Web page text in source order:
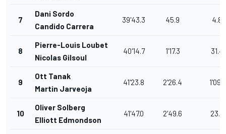
7
Dani Sordo
Candido Carrera
39'43.3 45.9 4.8
8
Pierre-Louis Loubet
Nicolas Gilsoul
40'14.7 1'17.3 31.4
9
Ott Tanak
Martin Jarveoja
41'23.8 2'26.4 1'09.1
10
Oliver Solberg
Elliott Edmondson
41'47.0 2'49.6 23.2